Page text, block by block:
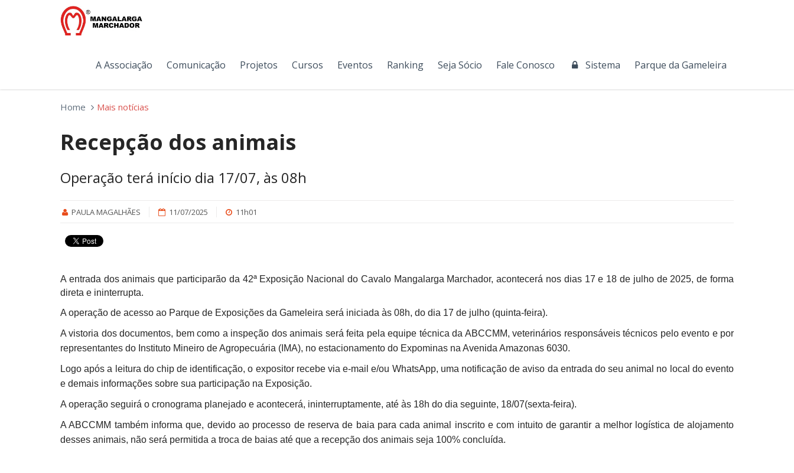
A Associação Comunicação Projetos Cursos Eventos Ranking Seja Sócio Fale Conosco Sistema Parque da Gameleira
Home Mais notícias
Recepção dos animais
Operação terá início dia 17/07, às 08h
PAULA MAGALHÃES 11/07/2025 11h01
A entrada dos animais que participarão da 42ª Exposição Nacional do Cavalo Mangalarga Marchador, acontecerá nos dias 17 e 18 de julho de 2025, de forma
direta e ininterrupta.
A operação de acesso ao Parque de Exposições da Gameleira será iniciada às 08h, do dia 17 de julho (quinta-feira).
A vistoria dos documentos, bem como a inspeção dos animais será feita pela equipe técnica da ABCCMM, veterinários responsáveis técnicos pelo evento e por
representantes do Instituto Mineiro de Agropecuária (IMA), no estacionamento do Expominas na Avenida Amazonas 6030.
Logo após a leitura do chip de identificação, o expositor recebe via e-mail e/ou WhatsApp, uma notificação de aviso da entrada do seu animal no local do evento
e demais informações sobre sua participação na Exposição.
A operação seguirá o cronograma planejado e acontecerá, ininterruptamente, até às 18h do dia seguinte, 18/07(sexta-feira).
A ABCCMM também informa que, devido ao processo de reserva de baia para cada animal inscrito e com intuito de garantir a melhor logística de alojamento
desses animais, não será permitida a troca de baias até que a recepção dos animais seja 100% concluída.